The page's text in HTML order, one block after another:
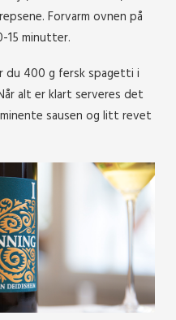
Forvarm ovnen på
15 minutter.
du 400 g fersk spagetti i
alt er klart serveres det
sausen og litt revet